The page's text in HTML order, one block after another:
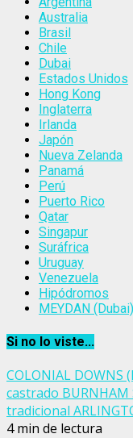
Australia
Brasil
Chile
Dubai
Estados Unidos
Hong Kong
Inglaterra
Irlanda
Japón
Nueva Zelanda
Panamá
Perú
Puerto Rico
Qatar
Singapur
Suráfrica
Uruguay
Venezuela
Hipódromos
MEYDAN (Dubai)
Si no lo viste...
COLONIAL DOWNS
castrado BURNHAM
tradicional
4 min de lectura